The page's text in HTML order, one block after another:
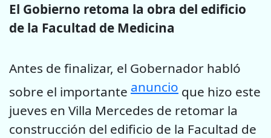
El Gobierno retoma la obra del edificio
de la Facultad de Medicina
Antes de finalizar, el Gobernador habló
sobre el importante anuncio que hizo este
jueves en Villa Mercedes de retomar la
construcción del edificio de la Facultad de